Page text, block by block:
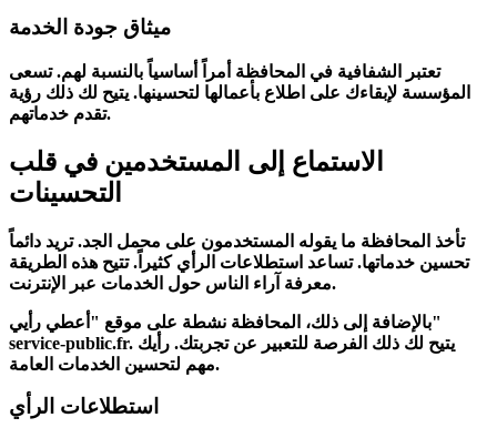
ميثاق جودة الخدمة
تعتبر الشفافية في المحافظة أمراً أساسياً بالنسبة لهم. تسعى
المؤسسة لإبقاءك على اطلاع بأعمالها لتحسينها. يتيح لك ذلك رؤية
تقدم خدماتهم.
الاستماع إلى المستخدمين في قلب
التحسينات
تأخذ المحافظة ما يقوله المستخدمون على محمل الجد. تريد دائماً
تحسين خدماتها. تساعد استطلاعات الرأي كثيراً. تتيح هذه الطريقة
معرفة آراء الناس حول الخدمات عبر الإنترنت.
بالإضافة إلى ذلك، المحافظة نشطة على موقع "أعطي رأيي"
service-public.fr. يتيح لك ذلك الفرصة للتعبير عن تجربتك. رأيك
مهم لتحسين الخدمات العامة .
استطلاعات الرأي